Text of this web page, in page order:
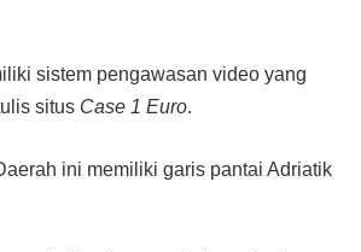
sistem pengawasan video yang
situs Case 1 Euro.
ini memiliki garis pantai Adriatik